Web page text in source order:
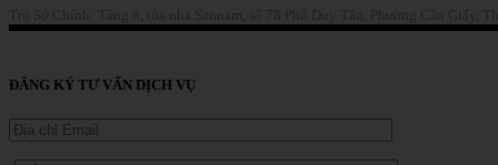
ĐĂNG KÝ TƯ VẤN DỊCH VỤ